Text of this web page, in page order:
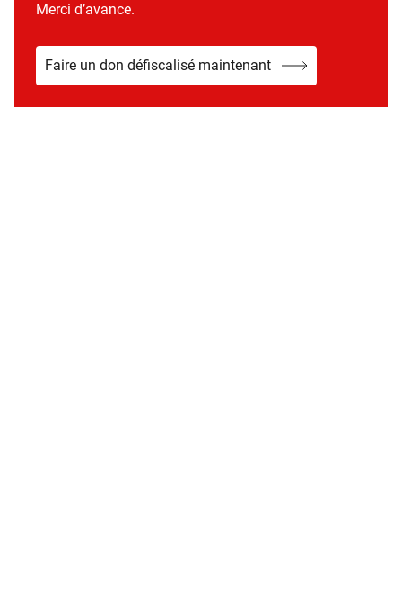
Merci d’avance.
Faire un don défiscalisé maintenant